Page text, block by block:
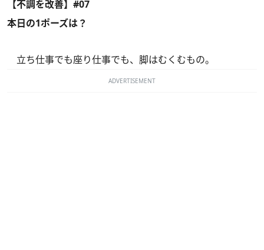
【不調を改善】#07
本日の1ポーズは？
立ち仕事でも座り仕事でも、脚はむくむもの。
ADVERTISEMENT